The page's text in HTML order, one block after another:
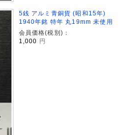
5銭 アルミ青銅貨 (昭和15年)
1940年銘 特年 丸19mm 未使用
会員価格(税別)：
1,000 円